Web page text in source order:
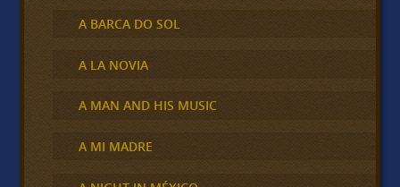
A BARCA DO SOL
A LA NOVIA
A MAN AND HIS MUSIC
A MI MADRE